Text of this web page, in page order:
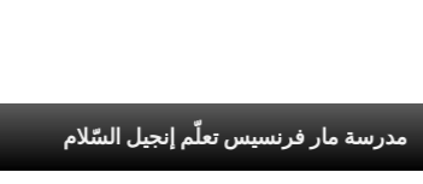
مدرسة مار فرنسيس تعلّم إنجيل